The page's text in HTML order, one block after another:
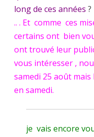
cailloux
déposés
sur
notre
long de ces années ?
.. . Et comme ces
certains ont bien
ont trouvé leur
vous intéresser ,
samedi 25 août
en samedi.
je vais encore